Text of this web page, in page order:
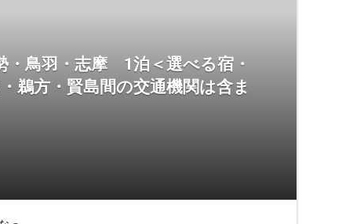
・鳥羽・志摩 1泊＜選べる宿・
方・賢島間の交通機関は含ま